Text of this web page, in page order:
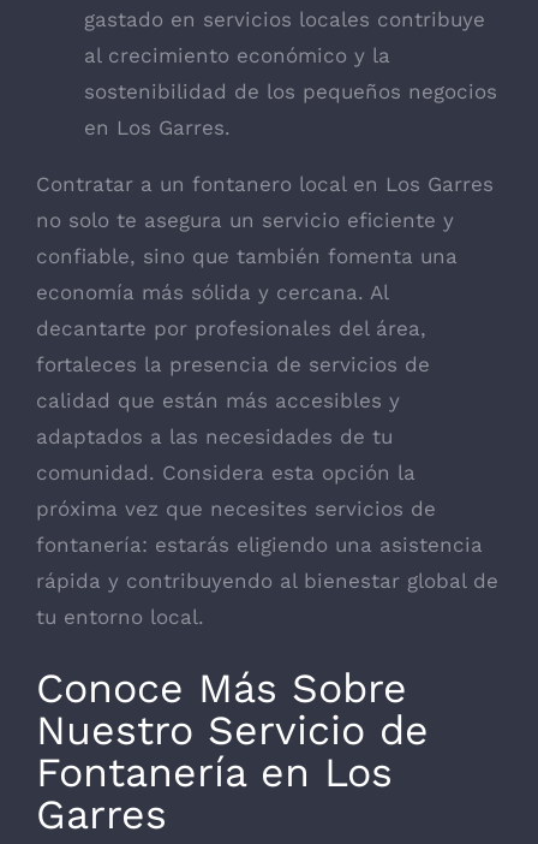
gastado en servicios locales contribuye
al crecimiento económico y la
sostenibilidad de los pequeños negocios
en Los Garres.
Contratar a un fontanero local en Los Garres
no solo te asegura un servicio eficiente y
confiable, sino que también fomenta una
economía más sólida y cercana. Al
decantarte por profesionales del área,
fortaleces la presencia de servicios de
calidad que están más accesibles y
adaptados a las necesidades de tu
comunidad. Considera esta opción la
próxima vez que necesites servicios de
fontanería: estarás eligiendo una asistencia
rápida y contribuyendo al bienestar global de
tu entorno local.
Conoce Más Sobre
Nuestro Servicio de
Fontanería en Los
Garres